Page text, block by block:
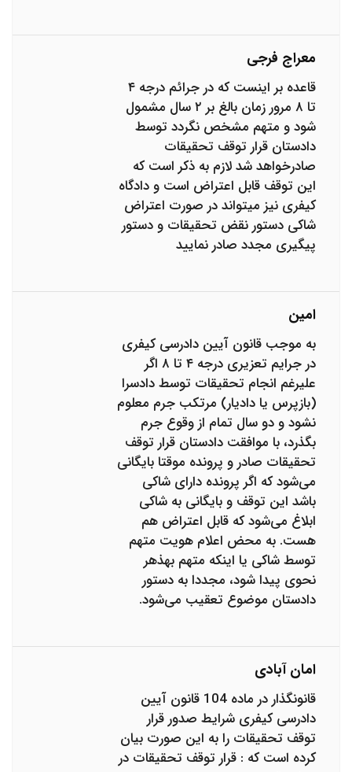
معراج فرجی
قاعده بر اینست که در جرائم درجه ۴
تا ۸ مرور زمان بالغ بر ۲ سال مشمول
شود و متهم مشخص نگردد توسط
دادستان قرار توقف تحقیقات
صادرخواهد شد لازم به ذکر است که
این توقف قابل اعتراض است و دادگاه
کیفری نیز میتواند در صورت اعتراض
شاکی دستور نقض تحقیقات و دستور
پیگیری مجدد صادر نمایید
امین
به موجب قانون آیین دادرسی کیفری
در جرایم تعزیری درجه ۴ تا ۸ اگر
علیرغم انجام تحقیقات توسط دادسرا
(بازپرس یا دادیار) مرتکب جرم معلوم
نشود و دو سال تمام از وقوع جرم
بگذرد، با موافقت دادستان قرار توقف
تحقیقات صادر و پرونده موقتا بایگانی
می‌شود که اگر پرونده دارای شاکی
باشد این توقف و بایگانی به شاکی
ابلاغ می‌شود که قابل اعتراض هم
هست‌. به محض اعلام هویت متهم
توسط شاکی یا اینکه متهم بهذهر
نحوی پیدا شود، مجددا به دستور
دادستان موضوع تعقیب می‌شود.
امان آبادی
قانونگذار در ماده 104 قانون آیین
دادرسی کیفری شرایط صدور قرار
توقف تحقیقات را به این صورت بیان
کرده است که : قرار توقف تحقیقات در